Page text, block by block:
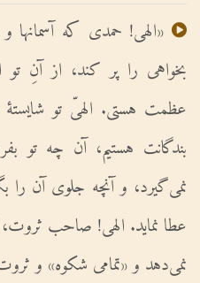
«الهى! حمدى که آسمانها
بخواهى را پر کند، از آنِ
عظمت هستى. الهىّ تو
بندگانت هستیم، آن چه تو
نمى‌گیرد، و آنچه جلوى آن
عطا نماید. الهى! صاحب
نمى‌دهد و «تمامى شکوه» و